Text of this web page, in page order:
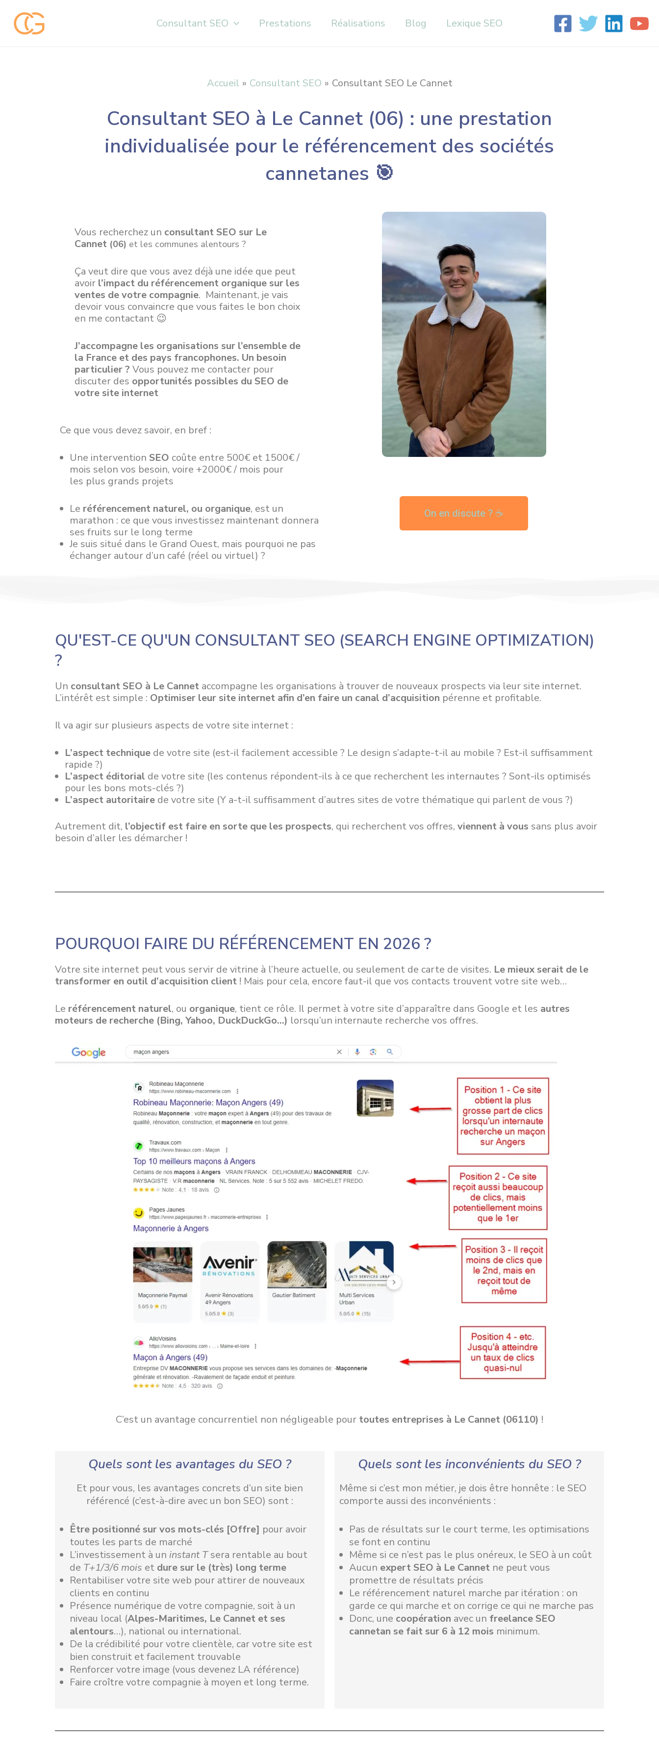
contenu
Consultant SEO Prestations Réalisations Blog Lexique SEO
Accueil Consultant SEO Consultant SEO Le Cannet
Consultant SEO à Le Cannet (06) : une prestation
individualisée pour le référencement des sociétés
cannetanes 🎯
Vous recherchez un consultant SEO sur Le
Cannet (06) et les communes alentours ?
Ça veut dire que vous avez déjà une idée que peut
avoir l’impact du référencement organique sur les
ventes de votre compagnie. Maintenant, je vais
devoir vous convaincre que vous faites le bon choix
en me contactant 😉
J’accompagne les organisations sur l’ensemble de
la France et des pays francophones. Un besoin
particulier ? Vous pouvez me contacter pour
discuter des opportunités possibles du SEO de
votre site internet
Ce que vous devez savoir, en bref :
Une intervention SEO coûte entre 500€ et 1500€ /
mois selon vos besoin, voire +2000€ / mois pour
les plus grands projets
Le référencement naturel, ou organique, est un
marathon : ce que vous investissez maintenant donnera
ses fruits sur le long terme
Je suis situé dans le Grand Ouest, mais pourquoi ne pas
échanger autour d’un café (réel ou virtuel) ?
On en discute ? ☕
QU'EST-CE QU'UN CONSULTANT SEO (SEARCH ENGINE OPTIMIZATION)
?
Un consultant SEO à Le Cannet accompagne les organisations à trouver de nouveaux prospects via leur site internet.
L’intérêt est simple : Optimiser leur site internet afin d’en faire un canal d’acquisition pérenne et profitable.
Il va agir sur plusieurs aspects de votre site internet :
L’aspect technique de votre site (est-il facilement accessible ? Le design s’adapte-t-il au mobile ? Est-il suffisamment
rapide ?)
L’aspect éditorial de votre site (les contenus répondent-ils à ce que recherchent les internautes ? Sont-ils optimisés
pour les bons mots-clés ?)
L’aspect autoritaire de votre site (Y a-t-il suffisamment d’autres sites de votre thématique qui parlent de vous ?)
Autrement dit, l’objectif est faire en sorte que les prospects, qui recherchent vos offres, viennent à vous sans plus avoir
besoin d’aller les démarcher !
POURQUOI FAIRE DU RÉFÉRENCEMENT EN 2026 ?
Votre site internet peut vous servir de vitrine à l’heure actuelle, ou seulement de carte de visites. Le mieux serait de le
transformer en outil d’acquisition client ! Mais pour cela, encore faut-il que vos contacts trouvent votre site web…
Le référencement naturel, ou organique, tient ce rôle. Il permet à votre site d’apparaître dans Google et les autres
moteurs de recherche (Bing, Yahoo, DuckDuckGo…) lorsqu’un internaute recherche vos offres.
C’est un avantage concurrentiel non négligeable pour toutes entreprises à Le Cannet (06110) !
Quels sont les avantages du SEO ?
Et pour vous, les avantages concrets d’un site bien
référencé (c’est-à-dire avec un bon SEO) sont :
Être positionné sur vos mots-clés [Offre] pour avoir
toutes les parts de marché
L’investissement à un instant Tsera rentable au bout
de T+1/3/6 mois et dure sur le (très) long terme
Rentabiliser votre site web pour attirer de nouveaux
clients en continu
Présence numérique de votre compagnie, soit à un
niveau local (Alpes-Maritimes, Le Cannet et ses
alentours…), national ou international.
De la crédibilité pour votre clientèle, car votre site est
bien construit et facilement trouvable
Renforcer votre image (vous devenez LA référence)
Faire croître votre compagnie à moyen et long terme.
Quels sont les inconvénients du SEO ?
Même si c’est mon métier, je dois être honnête : le SEO
comporte aussi des inconvénients :
Pas de résultats sur le court terme, les optimisations
se font en continu
Même si ce n’est pas le plus onéreux, le SEO à un coût
Aucun expert SEO à Le Cannet ne peut vous
promettre de résultats précis
Le référencement naturel marche par itération : on
garde ce qui marche et on corrige ce qui ne marche pas
Donc, une coopération avec un freelance SEO
cannetan se fait sur 6 à 12 mois minimum.